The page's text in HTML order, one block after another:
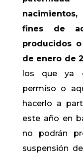
fines de
producidos
de enero de
los que ya
permiso o
hacerlo a
este año en
no podrán
suspensión